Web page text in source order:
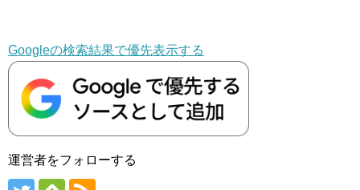
Googleの検索結果で優先表示する
運営者をフォローする